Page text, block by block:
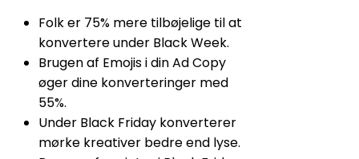
Folk er 75% mere tilbøjelige til at
konvertere under Black Week.
Brugen af Emojis i din Ad Copy
øger dine konverteringer med
55%.
Under Black Friday konverterer
mørke kreativer bedre end lyse.